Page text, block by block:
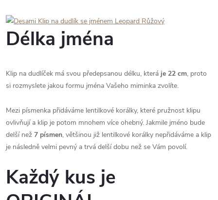
Délka jména
Klip na dudlíček má svou předepsanou délku, která je 22 cm, proto
si rozmyslete jakou formu jména Vašeho miminka zvolíte.
Mezi písmenka přidáváme lentilkové korálky, které pružnost klipu
ovlivňují a klip je potom mnohem více ohebný. Jakmile jméno bude
delší než 7 písmen, většinou již lentilkové korálky nepřidáváme a klip
je následně velmi pevný a trvá delší dobu než se Vám povolí.
Každý kus je